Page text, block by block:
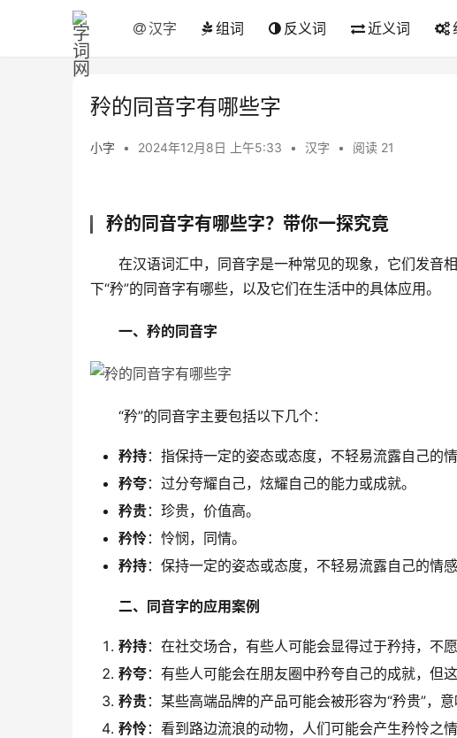
汉字 组词 反义词 近义词
矝的同音字有哪些字
小字 • 2024年12月8日 上午5:33 • 汉字 • 阅读 21
矜的同音字有哪些字？带你一探究竟
在汉语词汇中，同音字是一种常见的现象，它们发音
下“矜”的同音字有哪些，以及它们在生活中的具体应用。
一、矜的同音字
“矜”的同音字主要包括以下几个：
矜持：指保持一定的姿态或态度，不轻易流露自己的情
矜夸：过分夸耀自己，炫耀自己的能力或成就。
矜贵：珍贵，价值高。
矜怜：怜悯，同情。
矜持：保持一定的姿态或态度，不轻易流露自己的情感
二、同音字的应用案例
矜持：在社交场合，有些人可能会显得过于矜持，不
矜夸：有些人可能会在朋友圈中矜夸自己的成就，但
矜贵：某些高端品牌的产品可能会被形容为“矜贵”，
矜怜：看到路边流浪的动物，人们可能会产生矜怜之